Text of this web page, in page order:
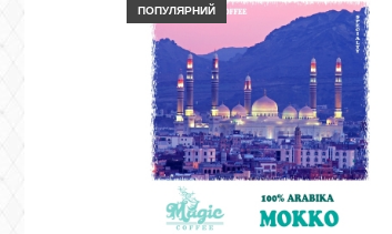
ПОПУЛЯРНИЙ